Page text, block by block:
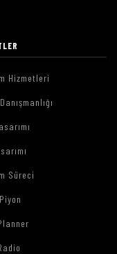
Hizmetleri
Süreci